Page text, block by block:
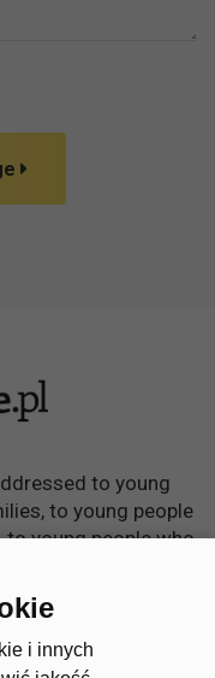
i innych
to young
to young people
young people who